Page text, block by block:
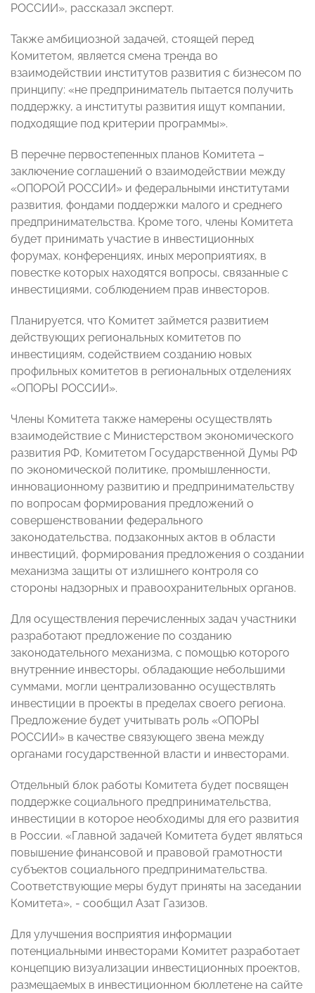
РОССИИ», рассказал эксперт.
Также амбициозной задачей, стоящей перед
Комитетом, является смена тренда во
взаимодействии институтов развития с бизнесом по
принципу: «не предприниматель пытается получить
поддержку, а институты развития ищут компании,
подходящие под критерии программы».
В перечне первостепенных планов Комитета –
заключение соглашений о взаимодействии между
«ОПОРОЙ РОССИИ» и федеральными институтами
развития, фондами поддержки малого и среднего
предпринимательства. Кроме того, члены Комитета
будет принимать участие в инвестиционных
форумах, конференциях, иных мероприятиях, в
повестке которых находятся вопросы, связанные с
инвестициями, соблюдением прав инвесторов.
Планируется, что Комитет займется развитием
действующих региональных комитетов по
инвестициям, содействием созданию новых
профильных комитетов в региональных отделениях
«ОПОРЫ РОССИИ».
Члены Комитета также намерены осуществлять
взаимодействие с Министерством экономического
развития РФ, Комитетом Государственной Думы РФ
по экономической политике, промышленности,
инновационному развитию и предпринимательству
по вопросам формирования предложений о
совершенствовании федерального
законодательства, подзаконных актов в области
инвестиций, формирования предложения о создании
механизма защиты от излишнего контроля со
стороны надзорных и правоохранительных органов.
Для осуществления перечисленных задач участники
разработают предложение по созданию
законодательного механизма, с помощью которого
внутренние инвесторы, обладающие небольшими
суммами, могли централизованно осуществлять
инвестиции в проекты в пределах своего региона.
Предложение будет учитывать роль «ОПОРЫ
РОССИИ» в качестве связующего звена между
органами государственной власти и инвесторами.
Отдельный блок работы Комитета будет посвящен
поддержке социального предпринимательства,
инвестиции в которое необходимы для его развития
в России. «Главной задачей Комитета будет являться
повышение финансовой и правовой грамотности
субъектов социального предпринимательства.
Соответствующие меры будут приняты на заседании
Комитета», - сообщил Азат Газизов.
Для улучшения восприятия информации
потенциальными инвесторами Комитет разработает
концепцию визуализации инвестиционных проектов,
размещаемых в инвестиционном бюллетене на сайте